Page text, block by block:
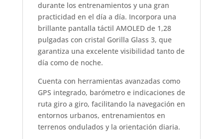
durante los entrenamientos y una gran
practicidad en el día a día. Incorpora una
brillante pantalla táctil AMOLED de 1,28
pulgadas con cristal Gorilla Glass 3, que
garantiza una excelente visibilidad tanto de
día como de noche.
Cuenta con herramientas avanzadas como
GPS integrado, barómetro e indicaciones de
ruta giro a giro, facilitando la navegación en
entornos urbanos, entrenamientos en
terrenos ondulados y la orientación diaria.